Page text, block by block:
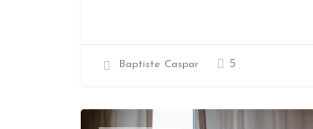
Baptiste Caspar 5